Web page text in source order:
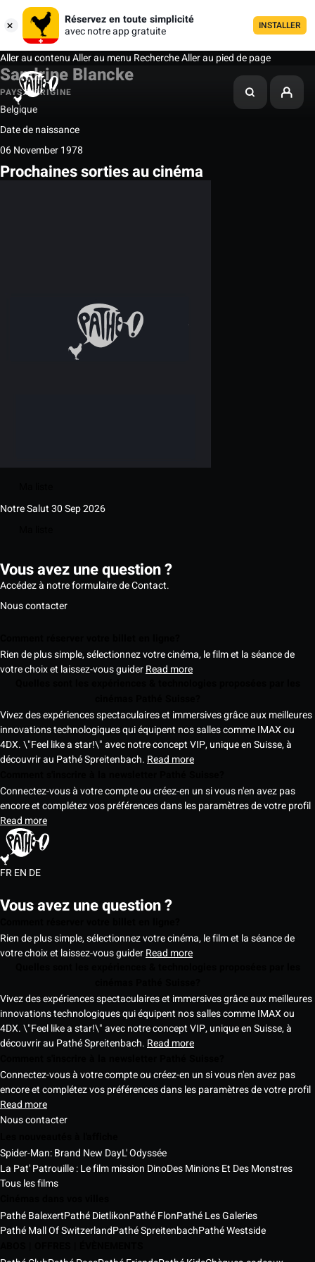
Réservez en toute simplicité
avec notre app gratuite
INSTALLER
Aller au contenuAller au menu RechercheAller au pied de page
Sandrine Blancke
PAYS D'ORIGINE
Belgique
Date de naissance
06 November 1978
Prochaines sorties au cinéma
Notre Salut30 Sep 2026
Vous avez une question ?
Accédez à notre formulaire de Contact.
Nous contacter
Rien de plus simple, sélectionnez votre cinéma, le film et la séance de
votre choix et laissez-vous guiderRead more
Vivez des expériences spectaculaires et immersives grâce aux meilleures
innovations technologiques qui équipent nos salles comme IMAX ou
4DX. \"Feel like a star!\" avec notre concept VIP, unique en Suisse, à
découvrir au Pathé Spreitenbach. Read more
Connectez-vous à votre compte ou créez-en un si vous n'en avez pas
encore et complétez vos préférences dans les paramètres de votre profil
Read more
FREN DE
Vous avez une question ?
Rien de plus simple, sélectionnez votre cinéma, le film et la séance de
votre choix et laissez-vous guiderRead more
Vivez des expériences spectaculaires et immersives grâce aux meilleures
innovations technologiques qui équipent nos salles comme IMAX ou
4DX. \"Feel like a star!\" avec notre concept VIP, unique en Suisse, à
découvrir au Pathé Spreitenbach. Read more
Connectez-vous à votre compte ou créez-en un si vous n'en avez pas
encore et complétez vos préférences dans les paramètres de votre profil
Read more
Nous contacter
Spider-Man: Brand New DayL' Odyssée
La Pat' Patrouille : Le film mission DinoDes Minions Et Des Monstres
Tous les films
Pathé BalexertPathé DietlikonPathé FlonPathé Les Galeries
Pathé Mall Of SwitzerlandPathé SpreitenbachPathé Westside